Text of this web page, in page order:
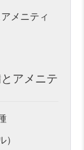
メニティ
アメニテ
）